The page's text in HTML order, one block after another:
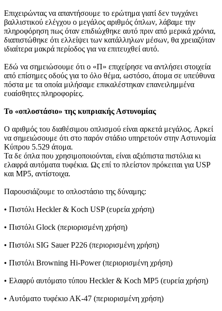
Επιχειρώντας να απαντήσουμε το ερώτημα γιατί δεν τυγχάνει
βαλλιστικού ελέγχου ο μεγάλος αριθμός όπλων, λάβαμε την
πληροφόρηση πως όταν επιδιώχθηκε αυτό πριν από μερικά χρόνια,
διαπιστώθηκε ότι ελλείψει των κατάλληλων μέσων, θα χρειαζόταν
ιδιαίτερα μακρά περίοδος για να επιτευχθεί αυτό.
Εδώ να σημειώσουμε ότι ο «Π» επιχείρησε να αντλήσει στοιχεία
από επίσημες οδούς για το όλο θέμα, ωστόσο, άτομα σε υπεύθυνα
πόστα με τα οποία μιλήσαμε επικαλέστηκαν επανειλημμένα
ευαίσθητες πληροφορίες.
Το «οπλοστάσιο» της κυπριακής Αστυνομίας
Ο αριθμός του διαθέσιμου οπλισμού είναι αρκετά μεγάλος. Αρκεί
να σημειώσουμε ότι στο παρόν στάδιο υπηρετούν στην Αστυνομία
Κύπρου 5.529 άτομα.
Τα δε όπλα που χρησιμοποιούνται, είναι αξιόπιστα πιστόλια κι
ελαφρά αυτόματα τυφέκια. Ως επί το πλείστον πρόκειται για USP
και MP5, αντίστοιχα.
Παρουσιάζουμε το οπλοστάσιο της δύναμης:
• Πιστόλι Heckler & Koch USP (ευρεία χρήση)
• Πιστόλι Glock (περιορισμένη χρήση)
• Πιστόλι SIG Sauer P226 (περιορισμένη χρήση)
• Πιστόλι Browning Hi-Power (περιορισμένη χρήση)
• Ελαφρύ αυτόματο τύπου Heckler & Koch MP5 (ευρεία χρήση)
• Αυτόματο τυφέκιο ΑΚ-47 (περιορισμένη χρήση)